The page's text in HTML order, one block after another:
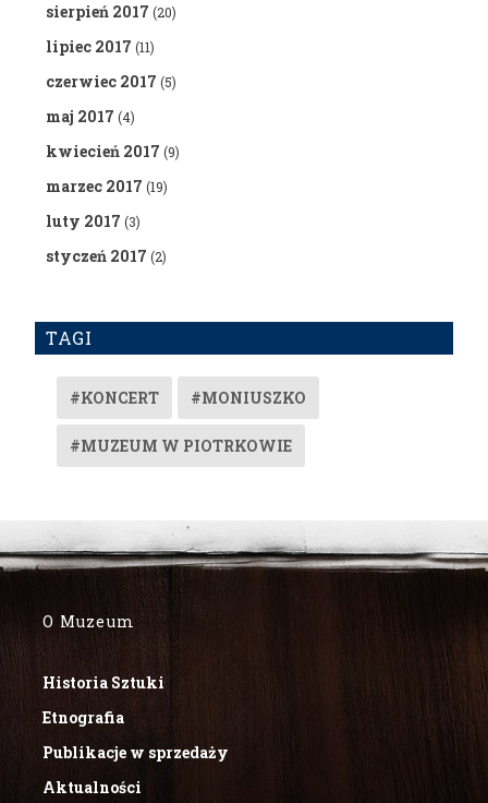
sierpień 2017 (20)
lipiec 2017 (11)
czerwiec 2017 (5)
maj 2017 (4)
kwiecień 2017 (9)
marzec 2017 (19)
luty 2017 (3)
styczeń 2017 (2)
TAGI
#KONCERT #MONIUSZKO
#MUZEUM W PIOTRKOWIE
O Muzeum
Historia Sztuki
Etnografia
Publikacje w sprzedaży
Aktualności